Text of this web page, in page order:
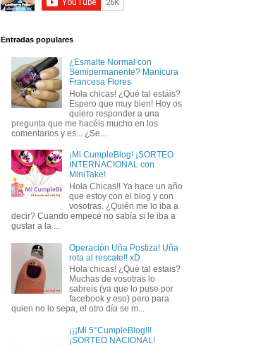
Entradas populares
¿Esmalte Normal con
Semipermanente? Manicura
Francesa Flores
Hola chicas! ¿Qué tal estáis?
Espero que muy bien! Hoy os
quiero responder a una
pregunta que me hacéis mucho en los
comentarios y es... ¿Se...
¡Mi CumpleBlog! ¡SORTEO
INTERNACIONAL con
MiniTake!
Hola Chicas!! Ya hace un año
que estoy con el blog y con
vosotras. ¿Quién me lo iba a
decir? Cuando empecé no sabía si le iba a
gustar a la ...
Operación Uña Postiza! Uña
rota al rescate!! xD
Hola chicas! ¿Qué tal estais?
Muchas de vosotras lo
sabreis (ya que lo puse por
facebook y eso) pero para
quien no lo sepa, el otro día se m...
¡¡¡Mi 5°CumpleBlog!!!
¡SORTEO NACIONAL!